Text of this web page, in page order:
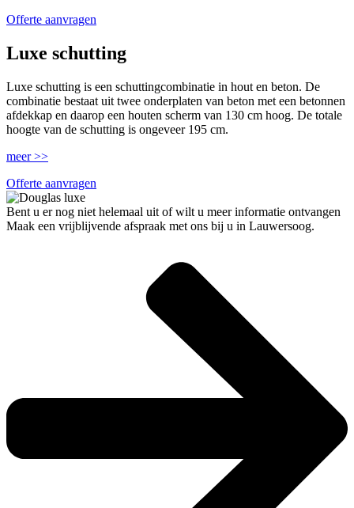
Offerte aanvragen
Luxe schutting
Luxe schutting is een schuttingcombinatie in hout en beton. De
combinatie bestaat uit twee onderplaten van beton met een betonnen
afdekkap en daarop een houten scherm van 130 cm hoog. De totale
hoogte van de schutting is ongeveer 195 cm.
meer >>
Offerte aanvragen
Bent u er nog niet helemaal uit of wilt u meer informatie ontvangen
Maak een vrijblijvende afspraak met ons bij u in Lauwersoog.